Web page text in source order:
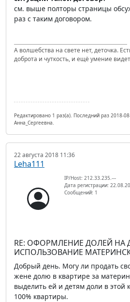
см. выше полторы страницы
раз с таким договором.
А волшебства на свете нет, деточка.
доброта и чуткость, и ещё умение
Редактировано 1 раз(а). Последний раз 2018-
Анна_Сергеевна.
22 августа 2018 11:36
Leha111
IP/Host: 212.33.235.---
Дата регистрации:
Сообщений: 1
RE: ОФОРМЛЕНИЕ ДОЛЕЙ НА
ИСПОЛЬЗОВАНИЕ
Добрый день. Могу ли продать
жене долю в квартире за
выделить ей и детям доли в этой
100% квартиры.